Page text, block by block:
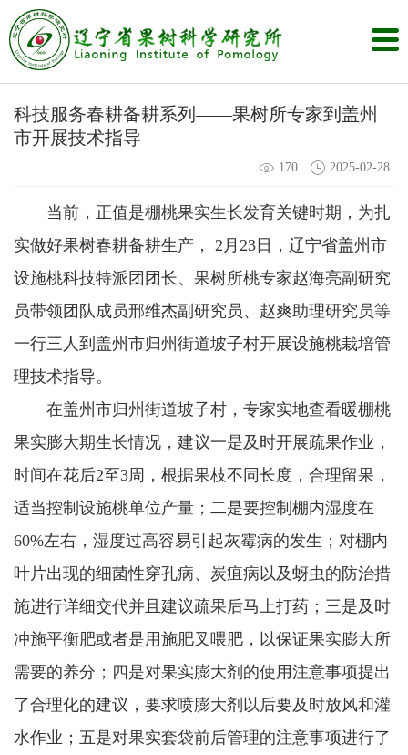
科技服务春耕备耕系列——果树所专家到盖州
市开展技术指导
170 2025-02-28
当前，正值是棚桃果实生长发育关键时期，为扎
实做好果树春耕备耕生产， 2月23日，辽宁省盖州市
设施桃科技特派团团长、果树所桃专家赵海亮副研究
员带领团队成员邢维杰副研究员、赵爽助理研究员等
一行三人到盖州市归州街道坡子村开展设施桃栽培管
理技术指导。
在盖州市归州街道坡子村，专家实地查看暖棚桃
果实膨大期生长情况，建议一是及时开展疏果作业，
时间在花后2至3周，根据果枝不同长度，合理留果，
适当控制设施桃单位产量；二是要控制棚内湿度在
60%左右，湿度过高容易引起灰霉病的发生；对棚内
叶片出现的细菌性穿孔病、炭疽病以及蚜虫的防治措
施进行详细交代并且建议疏果后马上打药；三是及时
冲施平衡肥或者是用施肥叉喂肥，以保证果实膨大所
需要的养分；四是对果实膨大剂的使用注意事项提出
了合理化的建议，要求喷膨大剂以后要及时放风和灌
水作业；五是对果实套袋前后管理的注意事项进行了